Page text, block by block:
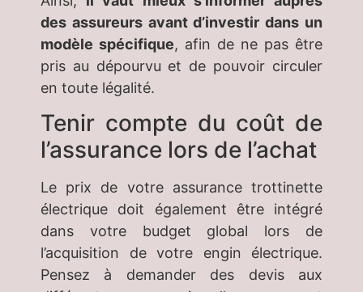
des assureurs avant d’investir dans un
modèle spécifique, afin de ne pas être
pris au dépourvu et de pouvoir circuler
en toute légalité.
Tenir compte du coût de
l’assurance lors de l’achat
Le prix de votre assurance trottinette
électrique doit également être intégré
dans votre budget global lors de
l’acquisition de votre engin électrique.
Pensez à demander des devis aux